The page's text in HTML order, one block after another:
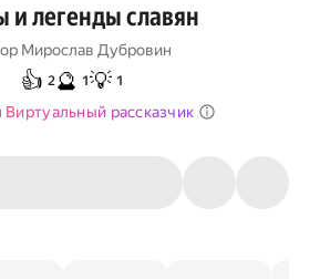
легенды славян
Мирослав Дубровин
👍 2🔮 1💡 1
рассказчик